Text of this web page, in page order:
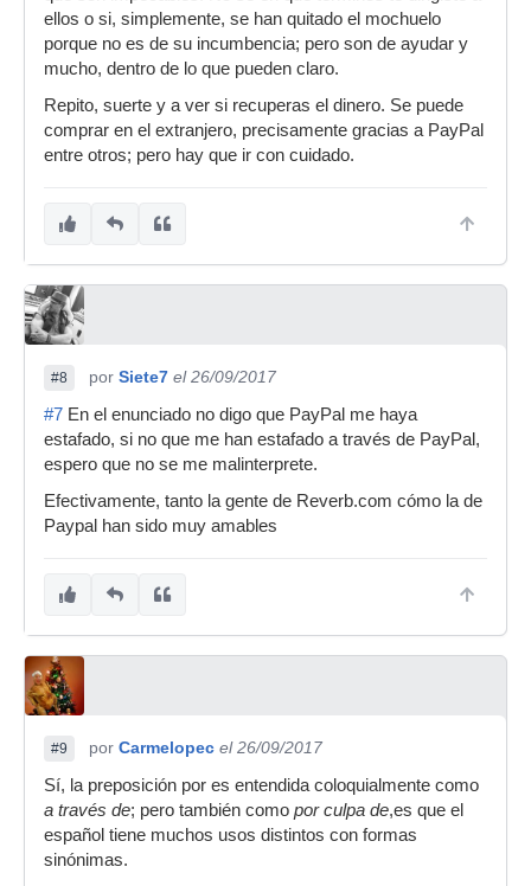
ellos o si, simplemente, se han quitado el mochuelo
porque no es de su incumbencia; pero son de ayudar y
mucho, dentro de lo que pueden claro.
Repito, suerte y a ver si recuperas el dinero. Se puede
comprar en el extranjero, precisamente gracias a PayPal
entre otros; pero hay que ir con cuidado.
#8 por Siete7 el 26/09/2017
#7 En el enunciado no digo que PayPal me haya
estafado, si no que me han estafado a través de PayPal,
espero que no se me malinterprete.
Efectivamente, tanto la gente de Reverb.com cómo la de
Paypal han sido muy amables
#9 por Carmelopec el 26/09/2017
Sí, la preposición por es entendida coloquialmente como
a través de; pero también como por culpa de,es que el
español tiene muchos usos distintos con formas
sinónimas.